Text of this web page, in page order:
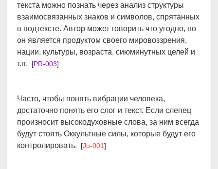
текста можно познать через анализ структуры
взаимосвязанных знаков и символов, спрятанных
в подтексте. Автор может говорить что угодно, но
он является продуктом своего мировоззрения,
нации, культуры, возраста, сиюминутных целей и
т.п. [PR-003]
Часто, чтобы понять вибрации человека,
достаточно понять его слог и текст. Если слепец
произносит высокодуховные слова, за ним всегда
будут стоять Оккультные силы, которые будут его
контролировать. [Ju-001]